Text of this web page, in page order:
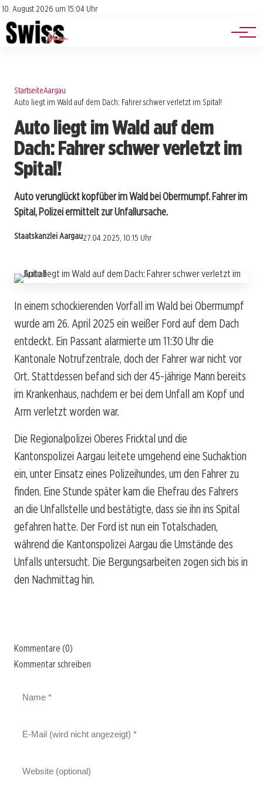
10. August 2026 um 15:04 Uhr
Impressum
Datenschutz
Jobs
Events
StartseiteAargau
Auto liegt im Wald auf dem Dach: Fahrer schwer verletzt im Spital!
Auto liegt im Wald auf dem
Dach: Fahrer schwer verletzt im
Spital!
Auto verunglückt kopfüber im Wald bei Obermumpf. Fahrer im
Spital, Polizei ermittelt zur Unfallursache.
Staatskanzlei Aargau27.04.2025, 10:15 Uhr
In einem schockierenden Vorfall im Wald bei Obermumpf
wurde am 26. April 2025 ein weißer Ford auf dem Dach
entdeckt. Ein Passant alarmierte um 11:30 Uhr die
Kantonale Notrufzentrale, doch der Fahrer war nicht vor
Ort. Stattdessen befand sich der 45-jährige Mann bereits
im Krankenhaus, nachdem er bei dem Unfall am Kopf und
Arm verletzt worden war.
Die Regionalpolizei Oberes Fricktal und die
Kantonspolizei Aargau leitete umgehend eine Suchaktion
ein, unter Einsatz eines Polizeihundes, um den Fahrer zu
finden. Eine Stunde später kam die Ehefrau des Fahrers
an die Unfallstelle und bestätigte, dass sie ihn ins Spital
gefahren hatte. Der Ford ist nun ein Totalschaden,
während die Kantonspolizei Aargau die Umstände des
Unfalls untersucht. Die Bergungsarbeiten zogen sich bis in
den Nachmittag hin.
Kommentare (0)
Kommentar schreiben